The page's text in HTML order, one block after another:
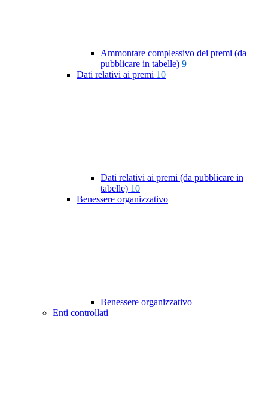
Ammontare complessivo dei premi (da
pubblicare in tabelle) 9
Dati relativi ai premi 10
Dati relativi ai premi (da pubblicare in
tabelle) 10
Benessere organizzativo
Benessere organizzativo
Enti controllati